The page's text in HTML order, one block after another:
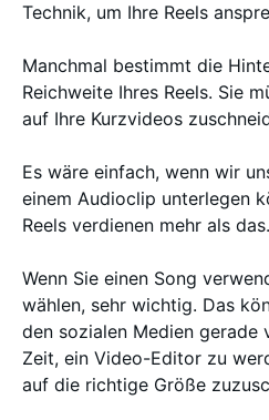
Technik, um Ihre Reels
Manchmal bestimmt die
Reichweite Ihres Reels. Sie
auf Ihre Kurzvideos
Es wäre einfach, wenn wir
einem Audioclip unterlegen
Reels verdienen mehr als das.
Wenn Sie einen Song
wählen, sehr wichtig. Das
den sozialen Medien gerade
Zeit, ein Video-Editor zu
auf die richtige Größe